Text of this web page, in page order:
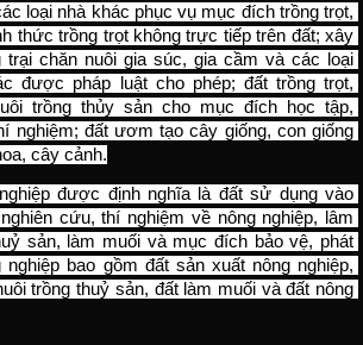
loại nhà khác phục vụ mục đích trồng trọt,
thức trồng trọt không trực tiếp trên đất; xây
trại chăn nuôi gia súc, gia cầm và các loại
được pháp luật cho phép; đất trồng trọt,
trồng thủy sản cho mục đích học tập,
nghiệm; đất ươm tạo cây giống, con giống
cây cảnh.
được định nghĩa là đất sử dụng vào
cứu, thí nghiệm về nông nghiệp, lâm
sản, làm muối và mục đích bảo vệ, phát
bao gồm đất sản xuất nông nghiệp,
trồng thuỷ sản, đất làm muối và đất nông